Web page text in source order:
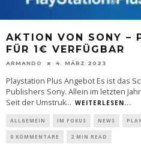
AKTION VON SONY –
FÜR 1€ VERFÜGBAR
ARMANDO 4. MÄRZ 2023
Playstation Plus Angebot Es ist das
Publishers Sony. Allein im letzten
Seit der Umstruk... WEITERLESEN...
ALLGEMEIN IM FOKUS NEWS
0 KOMMENTARE 2 MIN READ